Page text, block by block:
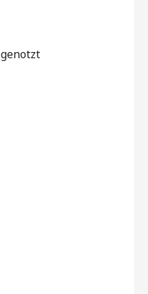
genotzt